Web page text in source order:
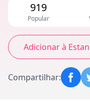
919
Popular
Adicionar à
Compartilhar: